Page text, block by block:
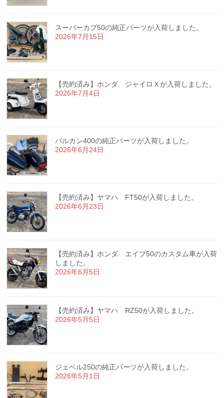
スーパーカブ50の純正パーツが入荷しました。
2026年7月15日
【売約済み】ホンダ ジャイロＸが入荷しました。
2026年7月4日
バルカン400の純正パーツが入荷しました。
2026年6月24日
【売約済み】ヤマハ FT50が入荷しました。
2026年6月23日
【売約済み】ホンダ エイプ50のカスタム車が入荷
しました。
2026年6月5日
【売約済み】ヤマハ RZ50が入荷しました。
2026年5月5日
ジェベル250の純正パーツが入荷しました。
2026年5月1日